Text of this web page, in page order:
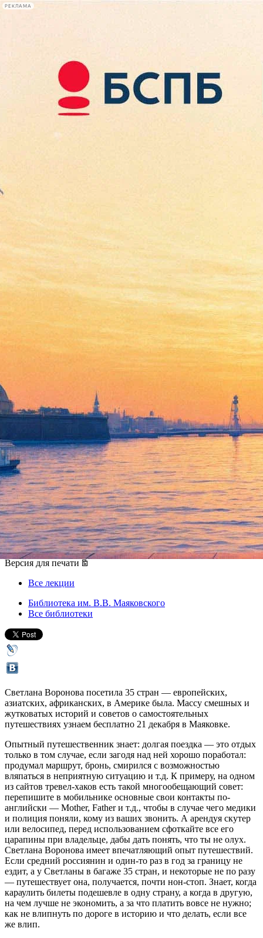
РЕКЛАМА
Сегодня:
2026.08.10
09:07
Афиша Plus
Петербуржцам расскажут,
как путешествовать нон-стоп
— и получать удовольствие
21 декабря 2019, суббота,18.00
Версия для печати
Все лекции
Библиотека им. В.В. Маяковского
Все библиотеки
Светлана Воронова посетила 35 стран — европейских,
азиатских, африканских, в Америке была. Массу смешных и
жутковатых историй и советов о самостоятельных
путешествиях узнаем бесплатно 21 декабря в Маяковке.
Опытный путешественник знает: долгая поездка — это отдых
только в том случае, если загодя над ней хорошо поработал:
продумал маршрут, бронь, смирился с возможностью
вляпаться в неприятную ситуацию и т.д. К примеру, на одном
из сайтов тревел-хаков есть такой многообещающий совет:
перепишите в мобильнике основные свои контакты по-
английски — Mother, Father и т.д., чтобы в случае чего медики
и полиция поняли, кому из ваших звонить. А арендуя скутер
или велосипед, перед использованием сфоткайте все его
царапины при владельце, дабы дать понять, что ты не олух.
Светлана Воронова имеет впечатляющий опыт путешествий.
Если средний россиянин и один-то раз в год за границу не
ездит, а у Светланы в багаже 35 стран, и некоторые не по разу
— путешествует она, получается, почти нон-стоп. Знает, когда
караулить билеты подешевле в одну страну, а когда в другую,
на чем лучше не экономить, а за что платить вовсе не нужно;
как не влипнуть по дороге в историю и что делать, если все
же влип.